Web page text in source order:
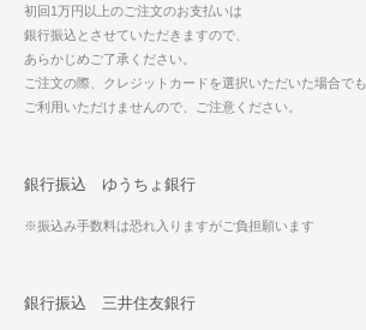
初回1万円以上のご注文のお支払いは
銀行振込とさせていただきますので、
あらかじめご了承ください。
ご注文の際、クレジットカードを選択いただいた場合でも
ご利用いただけませんので、ご注意ください。
銀行振込 ゆうちょ銀行
※振込み手数料は恐れ入りますがご負担願います
銀行振込 三井住友銀行